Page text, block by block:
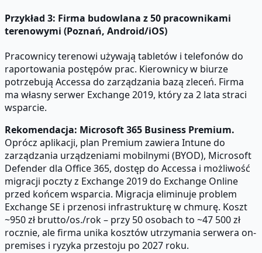
Przykład 3: Firma budowlana z 50 pracownikami
terenowymi (Poznań, Android/iOS)
Pracownicy terenowi używają tabletów i telefonów do
raportowania postępów prac. Kierownicy w biurze
potrzebują Accessa do zarządzania bazą zleceń. Firma
ma własny serwer Exchange 2019, który za 2 lata straci
wsparcie.
Rekomendacja: Microsoft 365 Business Premium.
Oprócz aplikacji, plan Premium zawiera Intune do
zarządzania urządzeniami mobilnymi (BYOD), Microsoft
Defender dla Office 365, dostęp do Accessa i możliwość
migracji poczty z Exchange 2019 do Exchange Online
przed końcem wsparcia. Migracja eliminuje problem
Exchange SE i przenosi infrastrukturę w chmurę. Koszt
~950 zł brutto/os./rok – przy 50 osobach to ~47 500 zł
rocznie, ale firma unika kosztów utrzymania serwera on-
premises i ryzyka przestoju po 2027 roku.